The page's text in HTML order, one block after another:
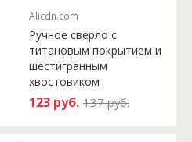
Alicdn.com
Ручное сверло с
титановым покрытием и
шестигранным
хвостовиком
123 руб. 137 руб.